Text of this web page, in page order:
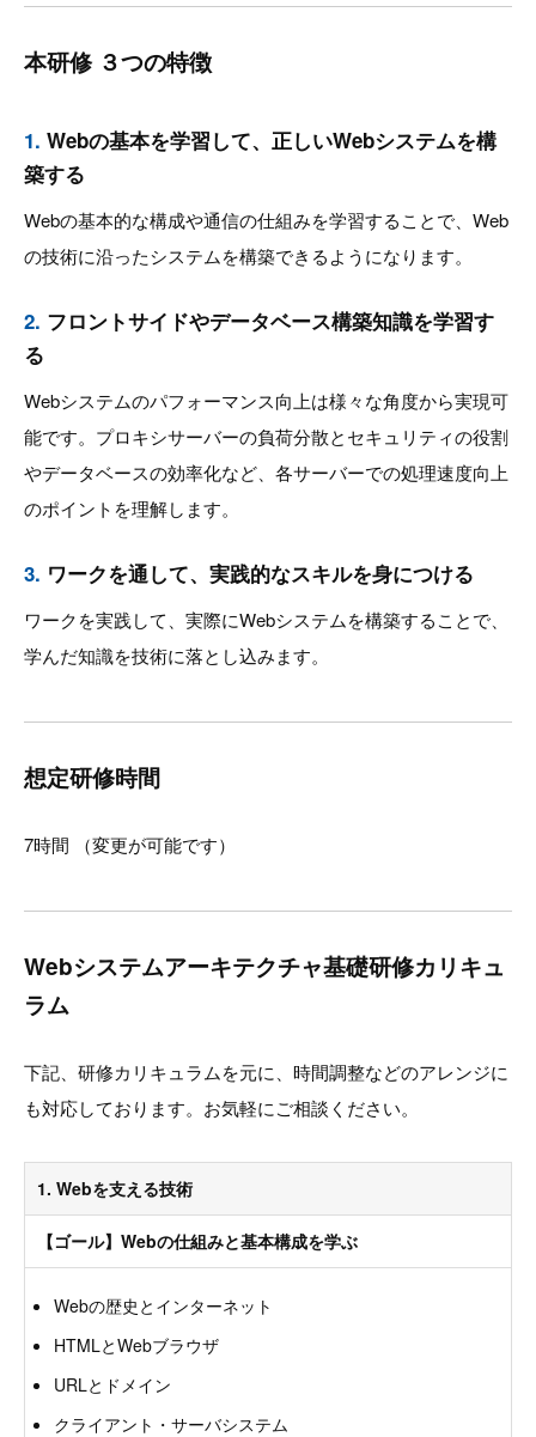
本研修 ３つの特徴
1. Webの基本を学習して、正しいWebシステムを構
築する
Webの基本的な構成や通信の仕組みを学習することで、Web
の技術に沿ったシステムを構築できるようになります。
2. フロントサイドやデータベース構築知識を学習す
る
Webシステムのパフォーマンス向上は様々な角度から実現可
能です。プロキシサーバーの負荷分散とセキュリティの役割
やデータベースの効率化など、各サーバーでの処理速度向上
のポイントを理解します。
3. ワークを通して、実践的なスキルを身につける
ワークを実践して、実際にWebシステムを構築することで、
学んだ知識を技術に落とし込みます。
想定研修時間
7時間 （変更が可能です）
Webシステムアーキテクチャ基礎研修カリキュ
ラム
下記、研修カリキュラムを元に、時間調整などのアレンジに
も対応しております。お気軽にご相談ください。
1. Webを支える技術
【ゴール】Webの仕組みと基本構成を学ぶ
Webの歴史とインターネット
HTMLとWebブラウザ
URLとドメイン
クライアント・サーバシステム